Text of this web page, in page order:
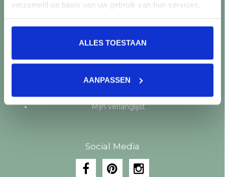
verzameld op basis van uw gebruik van hun services.
ALLES TOESTAAN
AANPASSEN
Tags
Mijn bestellingen
Mijn verlanglijst
Social Media